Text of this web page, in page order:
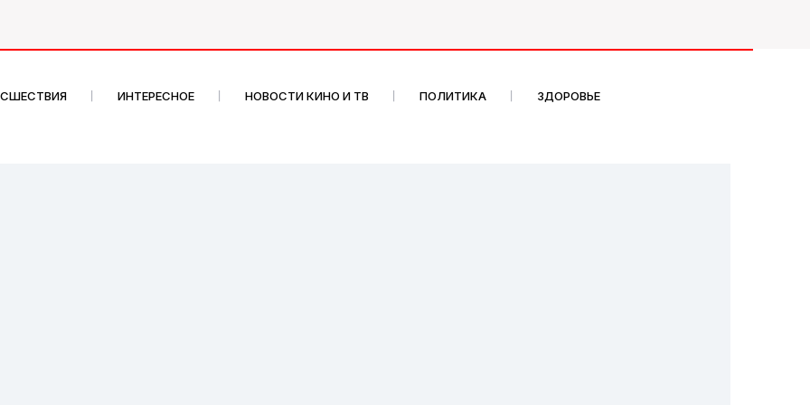
ИНТЕРЕСНОЕ НОВОСТИ КИНО И ТВ ПОЛИТИКА ЗДОРОВЬЕ